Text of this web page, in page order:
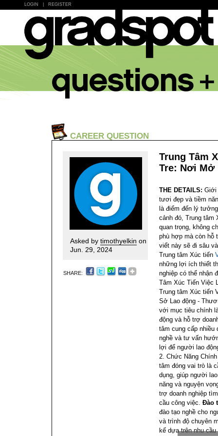
LOGIN REGISTER
CAREER QUESTION
Asked by timothyelkin on
Jun. 29, 2024
SHARE:
Trung Tâm
Tre: Nơi Mở
THE DETAILS: Giới
tươi đẹp và tiềm
là điểm đến lý
cảnh đó, Trung tâm
quan trọng, không
phù hợp mà còn hỗ
viết này sẽ đi sâu
Trung tâm Xúc tiến
những lợi ích thiết
nghiệp có thể nhận
Tâm Xúc Tiến Việc
Trung tâm Xúc tiến
Sở Lao động -
với mục tiêu chính
động và hỗ trợ
tâm cung cấp nhiều
nghề và tư vấn
lợi để người lao
2. Chức Năng Chính
tâm đóng vai trò là
dụng, giúp người
năng và nguyện
trợ doanh nghiệp
cầu công việc. Đào
đào tạo nghề cho
và trình độ chuyên
kế dựa trên nhu